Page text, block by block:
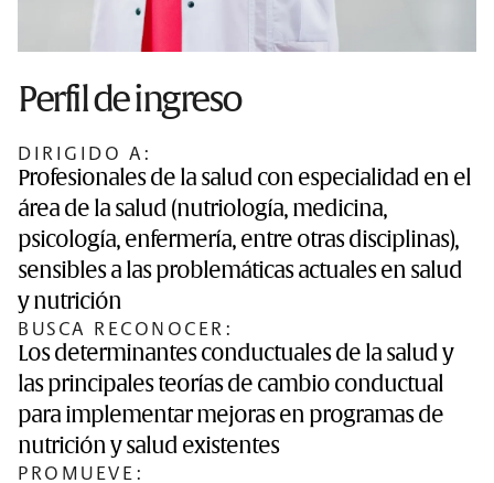
Perfil de ingreso
DIRIGIDO A:
Profesionales de la salud con especialidad en el
área de la salud (nutriología, medicina,
psicología, enfermería, entre otras disciplinas),
sensibles a las problemáticas actuales en salud
y nutrición
BUSCA RECONOCER:
Los determinantes conductuales de la salud y
las principales teorías de cambio conductual
para implementar mejoras en programas de
nutrición y salud existentes
PROMUEVE: